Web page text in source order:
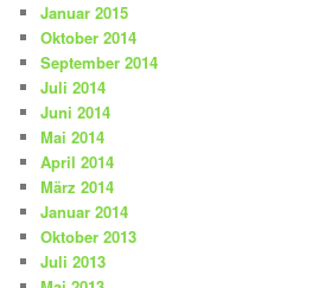
Januar 2015
Oktober 2014
September 2014
Juli 2014
Juni 2014
Mai 2014
April 2014
März 2014
Januar 2014
Oktober 2013
Juli 2013